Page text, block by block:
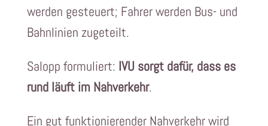
werden gesteuert; Fahrer werden Bus- und
Bahnlinien zugeteilt.
Salopp formuliert: IVU sorgt dafür, dass es
rund läuft im Nahverkehr.
Ein gut funktionierender Nahverkehr wird